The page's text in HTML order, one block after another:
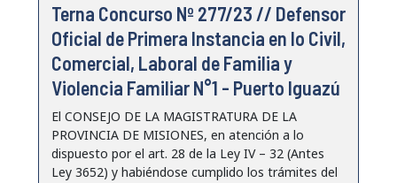
Terna Concurso Nº 277/23 // Defensor
Oficial de Primera Instancia en lo Civil,
Comercial, Laboral de Familia y
Violencia Familiar N°1 - Puerto Iguazú
El CONSEJO DE LA MAGISTRATURA DE LA
PROVINCIA DE MISIONES, en atención a lo
dispuesto por el art. 28 de la Ley IV – 32 (Antes
Ley 3652) y habiéndose cumplido los trámites del